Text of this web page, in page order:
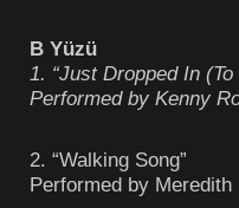
B Yüzü
1. “Just Dropped In
Performed by Kenny
2. “Walking Song”
Performed by Meredith